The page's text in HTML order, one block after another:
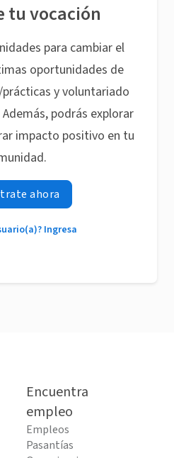
tu vocación
para cambiar el
oportunidades de
y voluntariado
podrás explorar
impacto positivo en tu
ahora
Ingresa
Encuentra
empleo
Empleos
Pasantías